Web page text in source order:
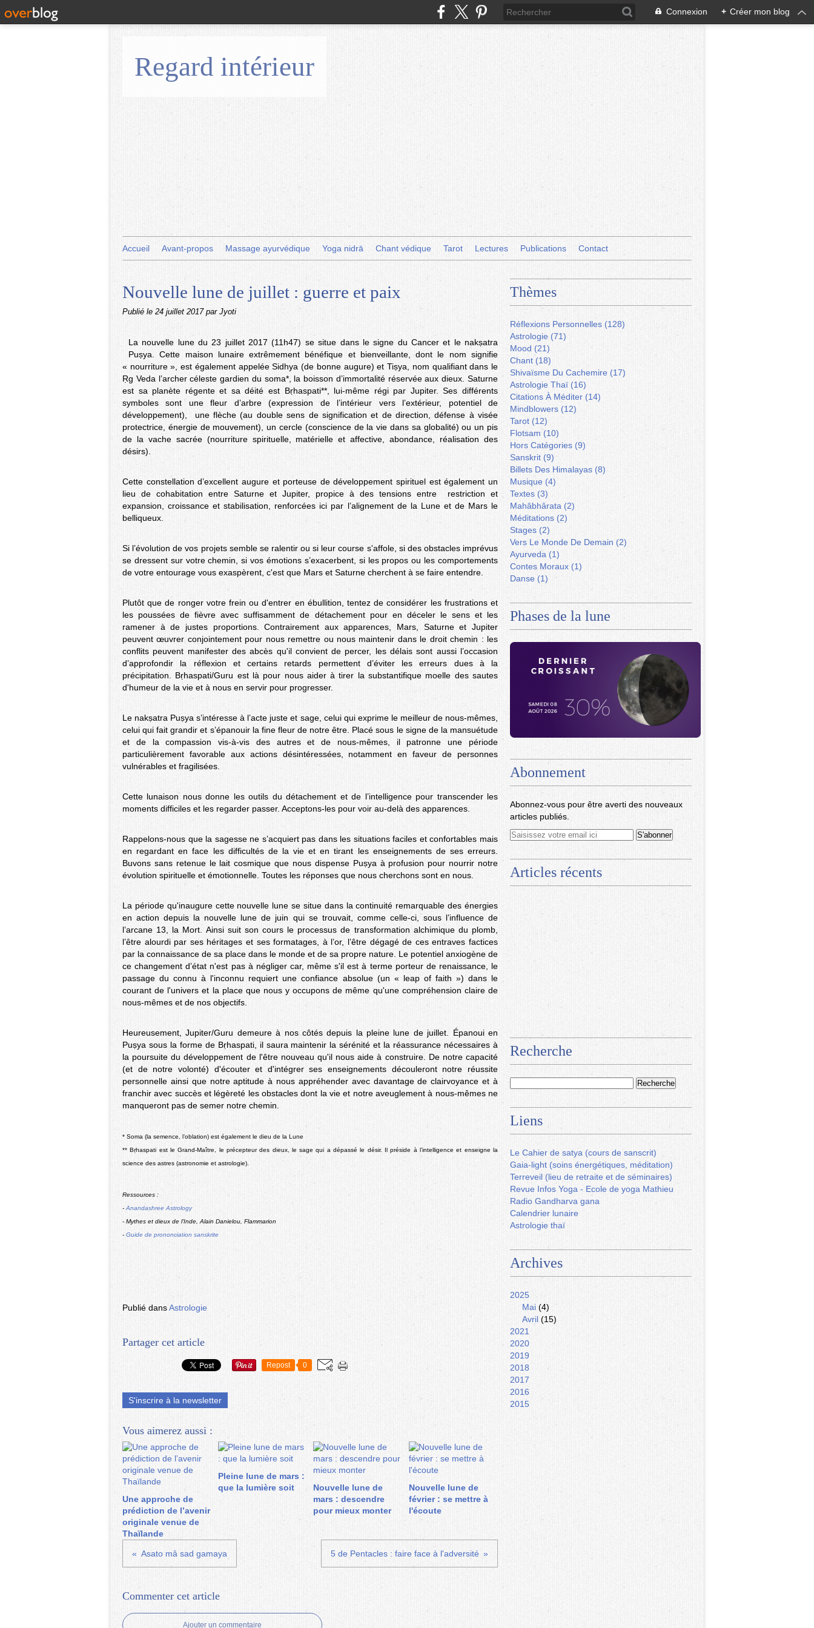
Connexion + Créer mon blog
Regard intérieur
Accueil Avant-propos Massage ayurvédique Yoga nidrā Chant védique Tarot Lectures Publications Contact
Nouvelle lune de juillet : guerre et paix
Publié le 24 juillet 2017 par Jyoti
La nouvelle lune du 23 juillet 2017 (11h47) se situe dans le signe du Cancer et le nakṣatra
Puṣya. Cette maison lunaire extrêmement bénéfique et bienveillante, dont le nom signifie
« nourriture », est également appelée Sidhya (de bonne augure) et Tiṣya, nom qualifiant dans le
Ṛg Veda l’archer céleste gardien du soma*, la boisson d’immortalité réservée aux dieux. Saturne
est sa planète régente et sa déité est Bṛhaspati**, lui-même régi par Jupiter. Ses différents
symboles sont une fleur d’arbre (expression de l’intérieur vers l’extérieur, potentiel de
développement), une flèche (au double sens de signification et de direction, défense à visée
protectrice, énergie de mouvement), un cercle (conscience de la vie dans sa globalité) ou un pis
de la vache sacrée (nourriture spirituelle, matérielle et affective, abondance, réalisation des
désirs).
Cette constellation d’excellent augure et porteuse de développement spirituel est également un
lieu de cohabitation entre Saturne et Jupiter, propice à des tensions entre restriction et
expansion, croissance et stabilisation, renforcées ici par l’alignement de la Lune et de Mars le
belliqueux.
Si l’évolution de vos projets semble se ralentir ou si leur course s'affole, si des obstacles imprévus
se dressent sur votre chemin, si vos émotions s’exacerbent, si les propos ou les comportements
de votre entourage vous exaspèrent, c'est que Mars et Saturne cherchent à se faire entendre.
Plutôt que de ronger votre frein ou d'entrer en ébullition, tentez de considérer les frustrations et
les poussées de fièvre avec suffisamment de détachement pour en déceler le sens et les
ramener à de justes proportions. Contrairement aux apparences, Mars, Saturne et Jupiter
peuvent œuvrer conjointement pour nous remettre ou nous maintenir dans le droit chemin : les
conflits peuvent manifester des abcès qu'il convient de percer, les délais sont aussi l’occasion
d’approfondir la réflexion et certains retards permettent d’éviter les erreurs dues à la
précipitation. Bṛhaspati/Guru est là pour nous aider à tirer la substantifique moelle des sautes
d'humeur de la vie et à nous en servir pour progresser.
Le nakṣatra Puṣya s’intéresse à l’acte juste et sage, celui qui exprime le meilleur de nous-mêmes,
celui qui fait grandir et s’épanouir la fine fleur de notre être. Placé sous le signe de la mansuétude
et de la compassion vis-à-vis des autres et de nous-mêmes, il patronne une période
particulièrement favorable aux actions désintéressées, notamment en faveur de personnes
vulnérables et fragilisées.
Cette lunaison nous donne les outils du détachement et de l’intelligence pour transcender les
moments difficiles et les regarder passer. Acceptons-les pour voir au-delà des apparences.
Rappelons-nous que la sagesse ne s’acquiert pas dans les situations faciles et confortables mais
en regardant en face les difficultés de la vie et en tirant les enseignements de ses erreurs.
Buvons sans retenue le lait cosmique que nous dispense Puṣya à profusion pour nourrir notre
évolution spirituelle et émotionnelle. Toutes les réponses que nous cherchons sont en nous.
La période qu'inaugure cette nouvelle lune se situe dans la continuité remarquable des énergies
en action depuis la nouvelle lune de juin qui se trouvait, comme celle-ci, sous l’influence de
l’arcane 13, la Mort. Ainsi suit son cours le processus de transformation alchimique du plomb,
l’être alourdi par ses héritages et ses formatages, à l’or, l’être dégagé de ces entraves factices
par la connaissance de sa place dans le monde et de sa propre nature. Le potentiel anxiogène de
ce changement d’état n'est pas à négliger car, même s'il est à terme porteur de renaissance, le
passage du connu à l'inconnu requiert une confiance absolue (un « leap of faith ») dans le
courant de l'univers et la place que nous y occupons de même qu'une compréhension claire de
nous-mêmes et de nos objectifs.
Heureusement, Jupiter/Guru demeure à nos côtés depuis la pleine lune de juillet. Épanoui en
Puṣya sous la forme de Bṛhaspati, il saura maintenir la sérénité et la réassurance nécessaires à
la poursuite du développement de l'être nouveau qu'il nous aide à construire. De notre capacité
(et de notre volonté) d'écouter et d'intégrer ses enseignements découleront notre réussite
personnelle ainsi que notre aptitude à nous appréhender avec davantage de clairvoyance et à
franchir avec succès et légèreté les obstacles dont la vie et notre aveuglement à nous-mêmes ne
manqueront pas de semer notre chemin.
* Soma (la semence, l’oblation) est également le dieu de la Lune
** Bṛhaspati est le Grand-Maître, le précepteur des dieux, le sage qui a dépassé le désir. Il préside à l’intelligence et enseigne la
science des astres (astronomie et astrologie).
Ressources :
- Anandashree Astrology
- Mythes et dieux de l'Inde, Alain Danielou, Flammarion
- Guide de prononciation sanskrite
Publié dansAstrologie
Partager cet article
Repost 0
S'inscrire à la newsletter
Vous aimerez aussi :
Une approche de
prédiction de l’avenir
originale venue de
Thaïlande
Pleine lune de mars :
que la lumière soit
Nouvelle lune de
mars : descendre
pour mieux monter
Nouvelle lune de
février : se mettre à
l'écoute
Asato mâ sad gamaya 5 de Pentacles : faire face à l'adversité
Commenter cet article
Ajouter un commentaire
Thèmes
Réflexions Personnelles (128)
Astrologie (71)
Mood (21)
Chant (18)
Shivaïsme Du Cachemire (17)
Astrologie Thaï (16)
Citations À Méditer (14)
Mindblowers (12)
Tarot (12)
Flotsam(10)
Hors Catégories (9)
Sanskrit (9)
Billets Des Himalayas (8)
Musique (4)
Textes (3)
Mahâbhârata (2)
Méditations (2)
Stages (2)
Vers Le Monde De Demain (2)
Ayurveda (1)
Contes Moraux (1)
Danse (1)
Phases de la lune
Abonnement
Abonnez-vous pour être averti des nouveaux
articles publiés.
Articles récents
Recherche
Liens
Le Cahier de satya (cours de sanscrit)
Gaia-light (soins énergétiques, méditation)
Terreveil (lieu de retraite et de séminaires)
Revue Infos Yoga - Ecole de yoga Mathieu
Radio Gandharva gana
Calendrier lunaire
Astrologie thaï
Archives
2025
Mai (4)
Avril (15)
2021
2020
2019
2018
2017
2016
2015